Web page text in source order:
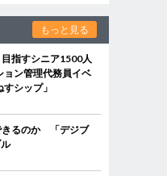
もっと見る
目指すシニア1500人
ン管理代務員イベ
シップ」
きるのか 「デジブ